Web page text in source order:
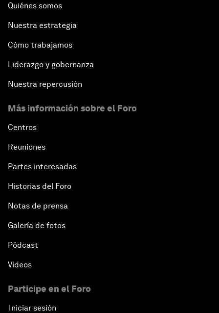
Quiénes somos
Nuestra estrategia
Cómo trabajamos
Liderazgo y gobernanza
Nuestra repercusión
Más información sobre el Foro
Centros
Reuniones
Partes interesadas
Historias del Foro
Notas de prensa
Galería de fotos
Pódcast
Vídeos
Participe en el Foro
Iniciar sesión